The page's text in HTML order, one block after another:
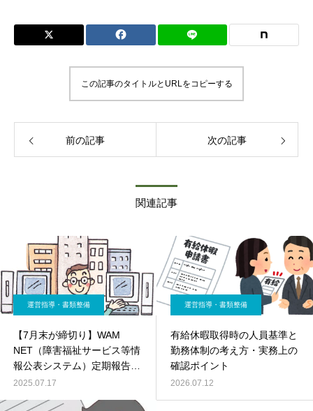
この記事のタイトルとURLをコピーする
前の記事 次の記事
関連記事
運営指導・書類整備
【7月末が締切り】WAM
NET（障害福祉サービス等情
報公表システム）定期報告を
忘れずに！
2025.07.17
運営指導・書類整備
有給休暇取得時の人員基準と
勤務体制の考え方・実務上の
確認ポイント
2026.07.12